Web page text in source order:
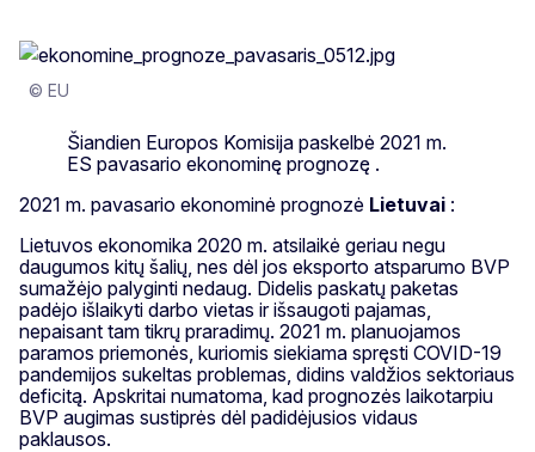
© EU
Šiandien Europos Komisija paskelbė 2021 m.
ES pavasario ekonominę prognozę .
2021 m. pavasario ekonominė prognozė Lietuvai :
Lietuvos ekonomika 2020 m. atsilaikė geriau negu
daugumos kitų šalių, nes dėl jos eksporto atsparumo BVP
sumažėjo palyginti nedaug. Didelis paskatų paketas
padėjo išlaikyti darbo vietas ir išsaugoti pajamas,
nepaisant tam tikrų praradimų. 2021 m. planuojamos
paramos priemonės, kuriomis siekiama spręsti COVID-19
pandemijos sukeltas problemas, didins valdžios sektoriaus
deficitą. Apskritai numatoma, kad prognozės laikotarpiu
BVP augimas sustiprės dėl padidėjusios vidaus
paklausos.